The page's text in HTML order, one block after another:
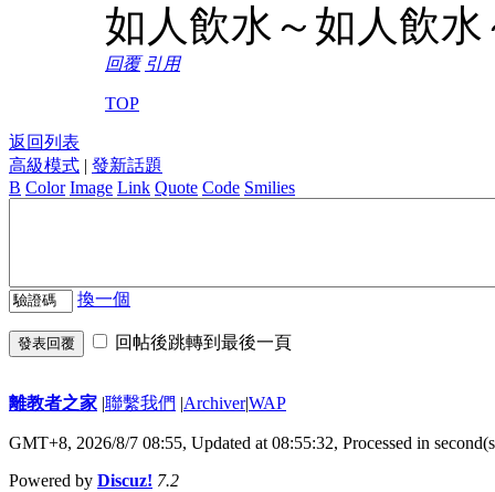
如人飲水～如人飲水
回覆 引用
TOP
返回列表
高級模式 | 發新話題
B Color Image Link Quote Code Smilies
換一個
發表回覆 回帖後跳轉到最後一頁
離教者之家 |聯繫我們 |Archiver|WAP
GMT+8, 2026/8/7 08:55, Updated at 08:55:32, Processed in
Powered by Discuz! 7.2